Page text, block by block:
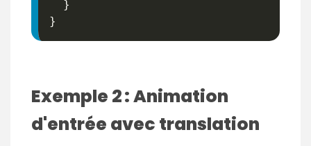
}
}
Exemple 2 : Animation
d'entrée avec translation